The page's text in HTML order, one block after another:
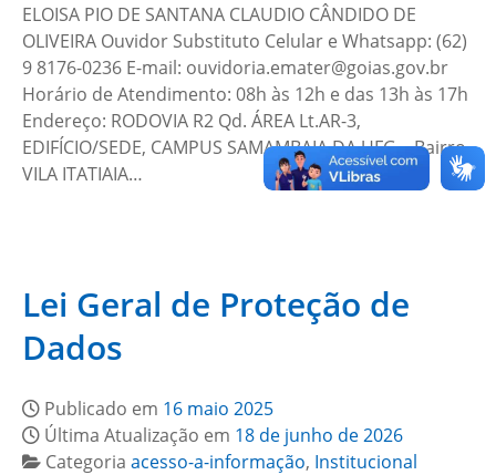
ELOISA PIO DE SANTANA CLAUDIO CÂNDIDO DE
OLIVEIRA Ouvidor Substituto Celular e Whatsapp: (62)
9 8176-0236 E-mail: ouvidoria.emater@goias.gov.br
Horário de Atendimento: 08h às 12h e das 13h às 17h
Endereço: RODOVIA R2 Qd. ÁREA Lt.AR-3,
EDIFÍCIO/SEDE, CAMPUS SAMAMBAIA DA UFG – Bairro
VILA ITATIAIA…
Lei Geral de Proteção de
Dados
Publicado em 16 maio 2025
Última Atualização em 18 de junho de 2026
Categoria acesso-a-informação, Institucional